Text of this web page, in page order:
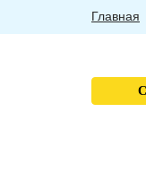
Главная